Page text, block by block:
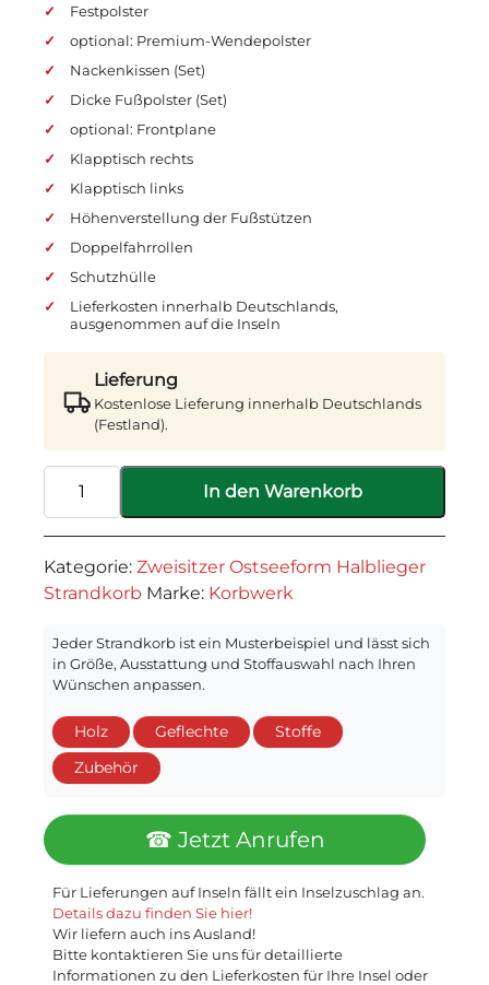
Festpolster
optional: Premium-Wendepolster
Nackenkissen (Set)
Dicke Fußpolster (Set)
optional: Frontplane
Klapptisch rechts
Klapptisch links
Höhenverstellung der Fußstützen
Doppelfahrrollen
Schutzhülle
Lieferkosten innerhalb Deutschlands,
ausgenommen auf die Inseln
Lieferung
Kostenlose Lieferung innerhalb Deutschlands
(Festland).
Hiddensee
Ostseeform
Halblieger
In den Warenkorb
Alternative:
Kategorie: Zweisitzer Ostseeform Halblieger
Strandkorb Marke: Korbwerk
Jeder Strandkorb ist ein Musterbeispiel und lässt sich
in Größe, Ausstattung und Stoffauswahl nach Ihren
Wünschen anpassen.
Holz Geflechte
Stoffe
Zubehör
☎ Jetzt Anrufen
Für Lieferungen auf Inseln fällt ein Inselzuschlag an.
Details dazu finden Sie hier!
Wir liefern auch ins Ausland!
Bitte kontaktieren Sie uns für detaillierte
Informationen zu den Lieferkosten für Ihre Insel oder